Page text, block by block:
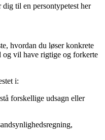
til en persontypetest her
hvordan du løser konkrete
vil have rigtige og forkerte
i:
forskellige udsagn eller